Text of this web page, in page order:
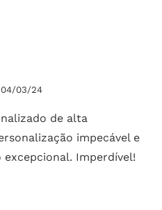
04/03/24
de alta
impecável e
Imperdível!